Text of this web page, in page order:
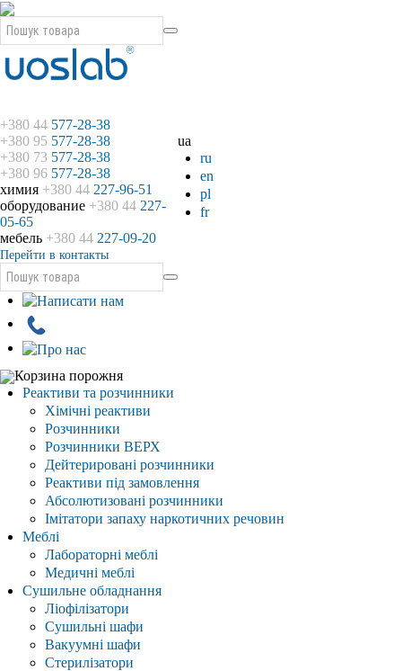
ua
ru
en
pl
fr
+380 44 577-28-38
+380 95 577-28-38
+380 73 577-28-38
+380 96 577-28-38
химия +380 44 227-96-51
оборудование +380 44 227-
05-65
мебель +380 44 227-09-20
Перейти в контакты
Корзина порожня
Реактиви та розчинники
Хімічні реактиви
Розчинники
Розчинники ВЕРХ
Дейтерировані розчинники
Реактиви під замовлення
Абсолютизовані розчинники
Імітатори запаху наркотичних речовин
Меблі
Лабораторні меблі
Медичні меблі
Сушильне обладнання
Ліофілізатори
Сушильні шафи
Вакуумні шафи
Стерилізатори